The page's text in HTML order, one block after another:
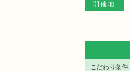
開催地
こだわり条件